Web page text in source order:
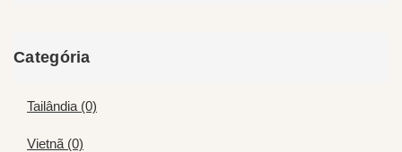
Categória
Tailândia (0)
Vietnã (0)